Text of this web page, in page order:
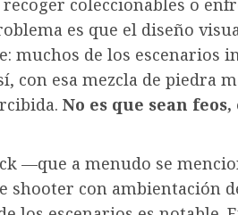
coleccionables o
es que el diseño
muchos de los escenarios
con esa mezcla de piedra
No es que sean feos,
—que a menudo se
shooter con ambientación